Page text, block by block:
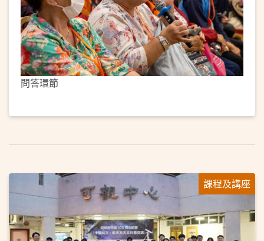
問答環節
課程及講座